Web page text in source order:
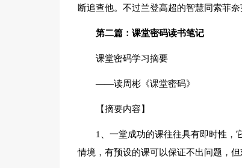
断追查他。不过兰登高超的智慧同索菲
第二篇：课堂密码读书笔记
课堂密码学习摘要
——读周彬《课堂密码》
【摘要内容】
1、一堂成功的课往往具有即时性，
情境，有预设的课可以保证不出问题，但